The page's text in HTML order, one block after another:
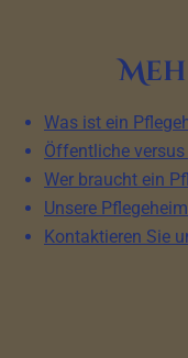
Was ist ein
Öffentliche
Wer braucht ein
Unsere
Kontaktieren Sie